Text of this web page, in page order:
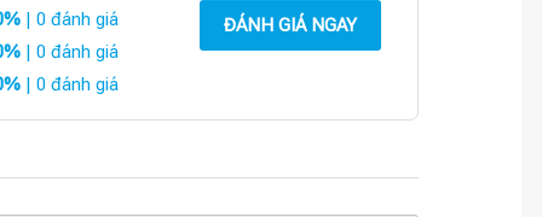
| 0 đánh giá
| 0 đánh giá
| 0 đánh giá
ĐÁNH GIÁ NGAY